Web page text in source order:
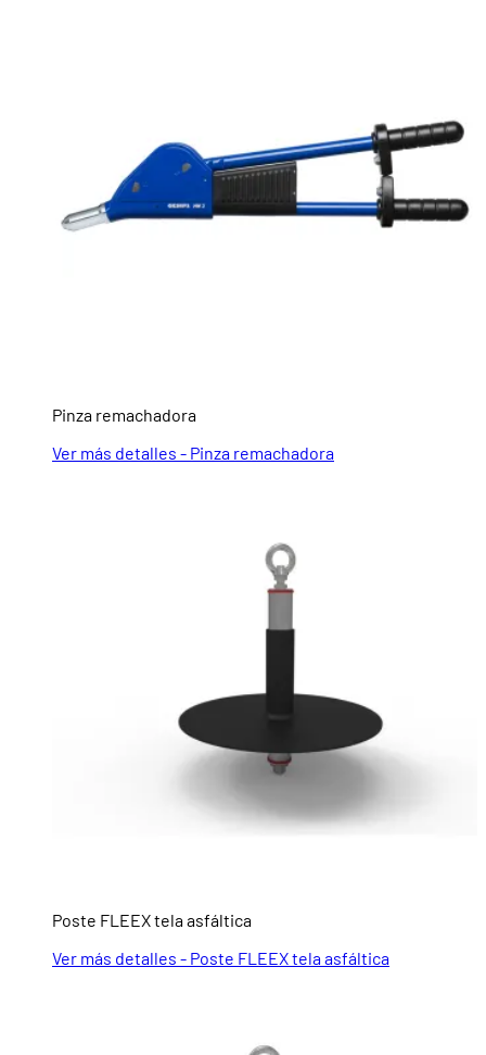
Pinza remachadora
Ver más detalles - Pinza remachadora
Poste FLEEX tela asfáltica
Ver más detalles - Poste FLEEX tela asfáltica